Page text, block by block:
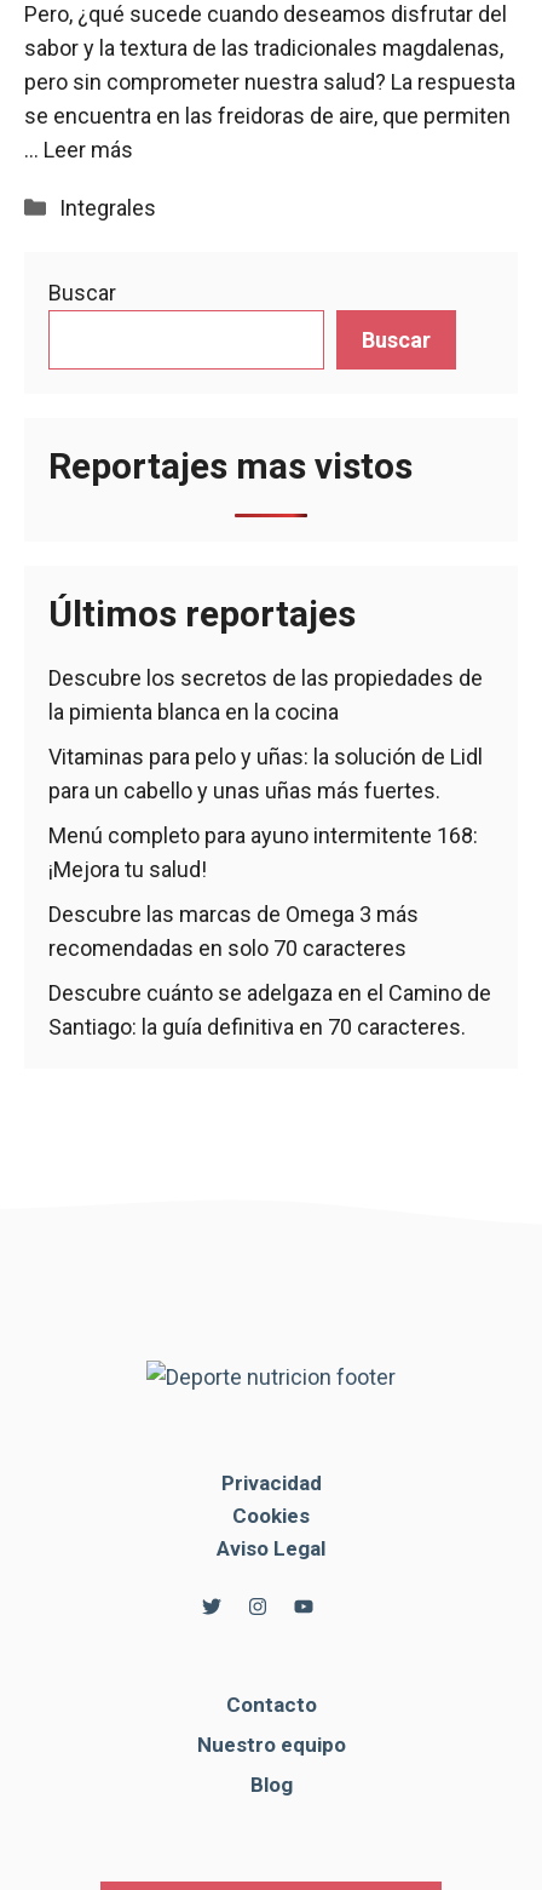
Pero, ¿qué sucede cuando deseamos disfrutar del
sabor y la textura de las tradicionales magdalenas,
pero sin comprometer nuestra salud? La respuesta
se encuentra en las freidoras de aire, que permiten
… Leer más
Categorías
Integrales
Buscar
Buscar
Reportajes mas vistos
Últimos reportajes
Descubre los secretos de las propiedades de
la pimienta blanca en la cocina
Vitaminas para pelo y uñas: la solución de Lidl
para un cabello y unas uñas más fuertes.
Menú completo para ayuno intermitente 168:
¡Mejora tu salud!
Descubre las marcas de Omega 3 más
recomendadas en solo 70 caracteres
Descubre cuánto se adelgaza en el Camino de
Santiago: la guía definitiva en 70 caracteres.
Privacidad
Cookies
Aviso Legal
Contacto
Nuestro equipo
Blog